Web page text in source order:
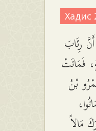
Хадис
رِئَابَ
فَمَاتَتْ
بْنُ
مَالاً